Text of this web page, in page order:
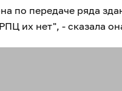
по передаче ряда
их нет", - сказала